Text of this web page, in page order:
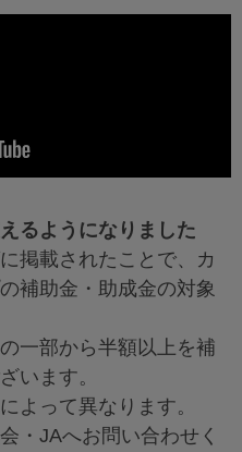
るようになりました
掲載されたことで、カ
補助金・助成金の対象
一部から半額以上を補
います。
よって異なります。
・JAへお問い合わせく